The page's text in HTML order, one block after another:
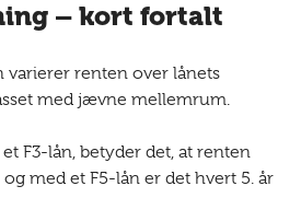
– kort fortalt
varierer renten over lånets
med jævne mellemrum.
F3-lån, betyder det, at renten
og med et F5-lån er det hvert 5. år